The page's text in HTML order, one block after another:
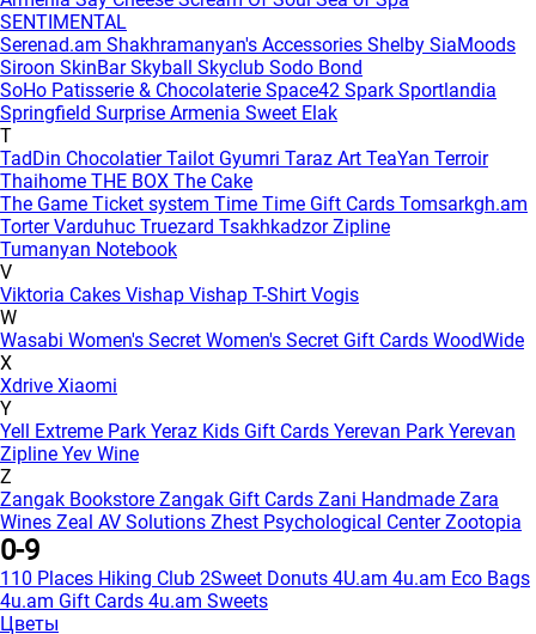
SENTIMENTAL
Serenad.am Shakhramanyan's Accessories Shelby SiaMoods
Siroon SkinBarSkyball Skyclub Sodo Bond
SoHo Patisserie & Chocolaterie Space42 Spark Sportlandia
Springfield Surprise Armenia Sweet Elak
T
TadDin ChocolatierTailot Gyumri Taraz Art TeaYan Terroir
Thaihome THE BOX The Cake
The Game Ticket system Time Time Gift Cards Tomsarkgh.am
Torter Varduhuc Truezard Tsakhkadzor Zipline
Tumanyan Notebook
V
Viktoria Cakes Vishap Vishap T-Shirt Vogis
W
Wasabi Women's Secret Women's Secret Gift Cards WoodWide
X
Xdrive Xiaomi
Y
Yell Extreme Park Yeraz Kids Gift Cards Yerevan Park Yerevan
Zipline Yev Wine
Z
Zangak Bookstore Zangak Gift Cards Zani Handmade Zara
Wines Zeal AV Solutions Zhest Psychological CenterZootopia
0-9
110 Places Hiking Club 2Sweet Donuts 4U.am 4u.am Eco Bags
4u.am Gift Cards 4u.am Sweets
Цветы